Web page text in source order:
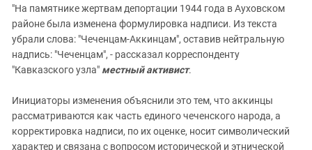
"На памятнике жертвам депортации 1944 года в Ауховском
районе была изменена формулировка надписи. Из текста
убрали слова: "Чеченцам-Аккинцам", оставив нейтральную
надпись: "Чеченцам", - рассказал корреспонденту
"Кавказского узла" местный активист.
Инициаторы изменения объяснили это тем, что аккинцы
рассматриваются как часть единого чеченского народа, а
корректировка надписи, по их оценке, носит символический
характер и связана с вопросом исторической и этнической